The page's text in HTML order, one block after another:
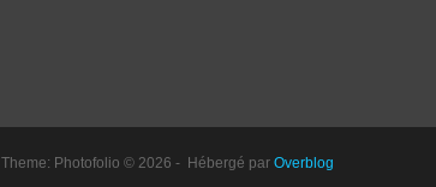
Theme: Photofolio © 2026 - Hébergé par Overblog